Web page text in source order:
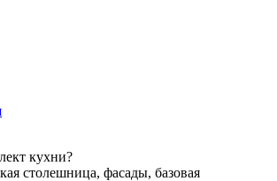
кухни?
столешница, фасады, базовая